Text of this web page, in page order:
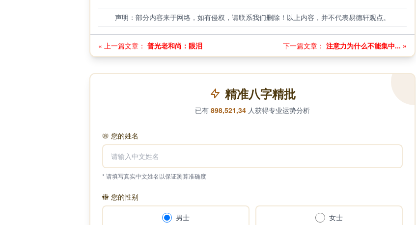
声明：部分内容来于网络，如有侵权，请联系我们删除！以上内容，并不代表易德轩观点。
« 上一篇文章： 普光老和尚：眼泪 下一篇文章： 注意力为什么不能集中... »
精准八字精批
已有 898,521,34 人获得专业运势分析
📛 您的姓名
* 请填写真实中文姓名以保证测算准确度
🚻 您的性别
男士 女士